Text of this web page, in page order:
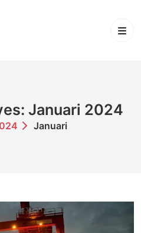
Januari 2024
Januari